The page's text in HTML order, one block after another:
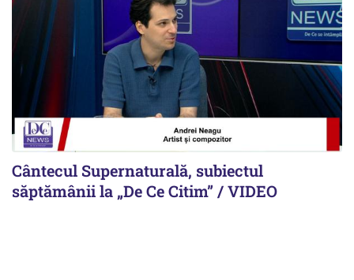
Cântecul Supernaturală, subiectul
săptămânii la „De Ce Citim” / VIDEO